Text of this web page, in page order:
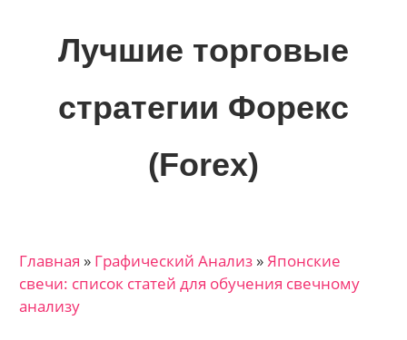
Лучшие торговые
стратегии Форекс
(Forex)
трейдеров
на
финансовых
Главная » Графический Анализ »Японские
свечи: список статей для обучения свечному
анализу